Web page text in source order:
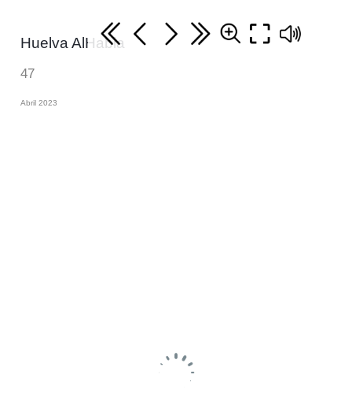
Huelva AlHabla
47
Abril 2023